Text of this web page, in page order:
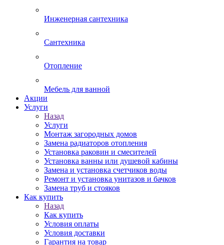
Инженерная сантехника
Сантехника
Отопление
Мебель для ванной
Акции
Услуги
Назад
Услуги
Монтаж загородных домов
Замена радиаторов отопления
Установка раковин и смесителей
Установка ванны или душевой кабины
Замена и установка счетчиков воды
Ремонт и установка унитазов и бачков
Замена труб и стояков
Как купить
Назад
Как купить
Условия оплаты
Условия доставки
Гарантия на товар